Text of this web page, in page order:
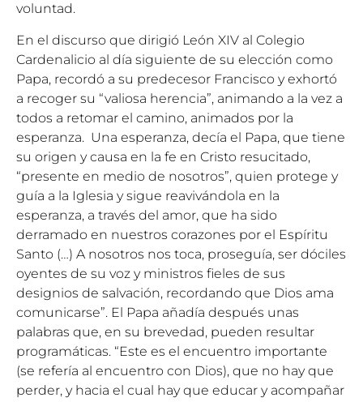
voluntad.
En el discurso que dirigió León XIV al Colegio
Cardenalicio al día siguiente de su elección como
Papa, recordó a su predecesor Francisco y exhortó
a recoger su “valiosa herencia”, animando a la vez a
todos a retomar el camino, animados por la
esperanza. Una esperanza, decía el Papa, que tiene
su origen y causa en la fe en Cristo resucitado,
“presente en medio de nosotros”, quien protege y
guía a la Iglesia y sigue reavivándola en la
esperanza, a través del amor, que ha sido
derramado en nuestros corazones por el Espíritu
Santo (…) A nosotros nos toca, proseguía, ser dóciles
oyentes de su voz y ministros fieles de sus
designios de salvación, recordando que Dios ama
comunicarse”. El Papa añadía después unas
palabras que, en su brevedad, pueden resultar
programáticas. “Este es el encuentro importante
(se refería al encuentro con Dios), que no hay que
perder, y hacia el cual hay que educar y acompañar